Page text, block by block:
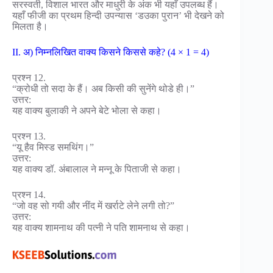
सरस्वती, विशाल भारत और माधुरी के अंक भी यहाँ उपलब्ध हैं।
यहाँ फीजी का प्रथम हिन्दी उपन्यास ‘डउका पुरान’ भी देखने को
मिलता है।
II. अ) निम्नलिखित वाक्य किसने किससे कहे? (4 × 1 = 4)
प्रश्न 12.
“क्रोधी तो सदा के हैं। अब किसी की सुनेंगे थोडे ही।”
उत्तर:
यह वाक्य बुलाकी ने अपने बेटे भोला से कहा।
प्रश्न 13.
“यू हैव मिस्ड समथिंग।”
उत्तर:
यह वाक्य डॉ. अंबालाल ने मन्नू के पिताजी से कहा।
प्रश्न 14.
“जो वह सो गयी और नींद में खर्राटे लेने लगी तो?”
उत्तर:
यह वाक्य शामनाथ की पत्नी ने पति शामनाथ से कहा।